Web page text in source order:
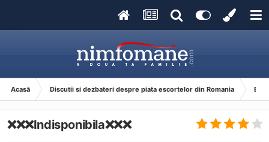
Acasă Discutii si dezbateri despre piata escortelor din Romania
❌️❌️❌️Indisponibila❌️❌️❌️